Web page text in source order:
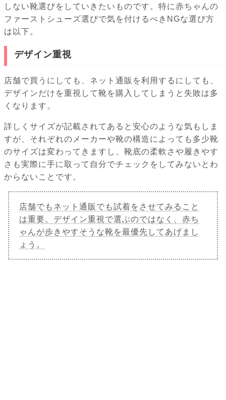
しない靴選びをしていきたいものです。特に赤ちゃんの
ファーストシューズ選びで気を付けるべきNGな選び方
は以下。
デザイン重視
店舗で買うにしても、ネット通販を利用するにしても、
デザインだけを重視して靴を購入してしまうと失敗は多
くなります。
詳しくサイズが記載されてあると安心のような気もしま
すが、それぞれのメーカーや靴の構造によっても多少靴
のサイズは変わってきますし、靴底の柔軟さや履きやす
さも実際に手に取って自分でチェックをしてみないとわ
からないことです。
店舗でもネット通販でも試着をさせてみること
は重要。デザイン重視で選ぶのではなく、赤ち
ゃんが歩きやすそうな靴を最優先してあげまし
ょう。